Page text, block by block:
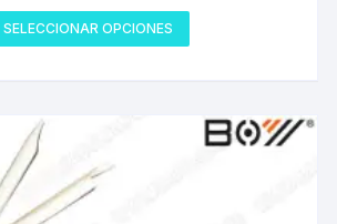
SELECCIONAR OPCIONES
producto
variantes.